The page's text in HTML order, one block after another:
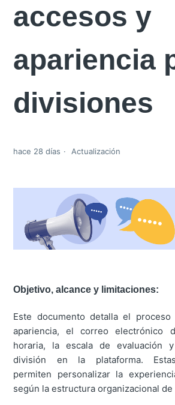
accesos y
apariencia
divisiones
hace 28 días Actualización
Objetivo, alcance y limitaciones:
Este documento detalla el
apariencia, el correo electrónico
horaria, la escala de evaluación
división en la plataforma.
permiten personalizar la
según la estructura organizacional de